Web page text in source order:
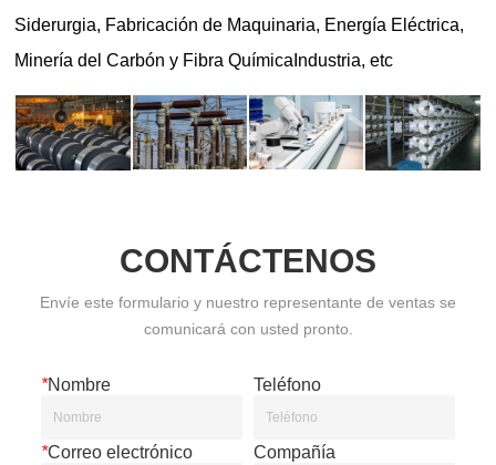
CONTÁCTENOS
Envíe este formulario y nuestro representante de ventas se
comunicará con usted pronto.
*Nombre Teléfono
*Correo electrónico Compañía